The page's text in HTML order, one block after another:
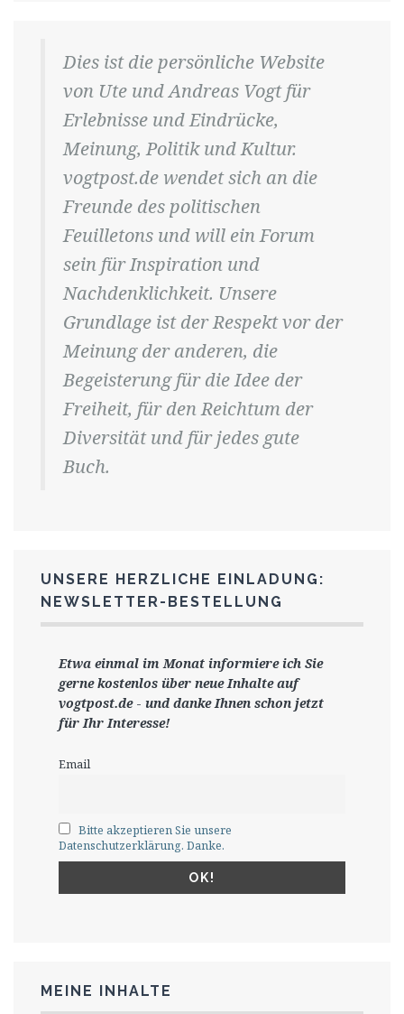
Dies ist die persönliche Website
von Ute und Andreas Vogt für
Erlebnisse und Eindrücke,
Meinung, Politik und Kultur.
vogtpost.de wendet sich an die
Freunde des politischen
Feuilletons und will ein Forum
sein für Inspiration und
Nachdenklichkeit. Unsere
Grundlage ist der Respekt vor der
Meinung der anderen, die
Begeisterung für die Idee der
Freiheit, für den Reichtum der
Diversität und für jedes gute
Buch.
UNSERE HERZLICHE EINLADUNG:
NEWSLETTER-BESTELLUNG
Etwa einmal im Monat informiere ich Sie
gernekostenlos über neue Inhalte auf
vogtpost.de- und danke Ihnen schon jetzt
für Ihr Interesse!
Email
Bitte akzeptieren Sie unsere
Datenschutzerklärung. Danke.
MEINE INHALTE